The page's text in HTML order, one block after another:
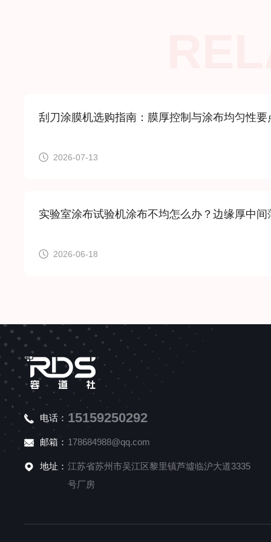
刮刀涂膜机选购指南：膜厚控制与涂布均匀性要
2026-07-13
实验室涂布试验机涂布不均怎么办？边缘厚中
2026-06-18
电话： 15159250292
邮箱： 178684988@qq.com
地址： 江苏省苏州市吴江区黎里镇芦墟临沪大道3335
号厂房